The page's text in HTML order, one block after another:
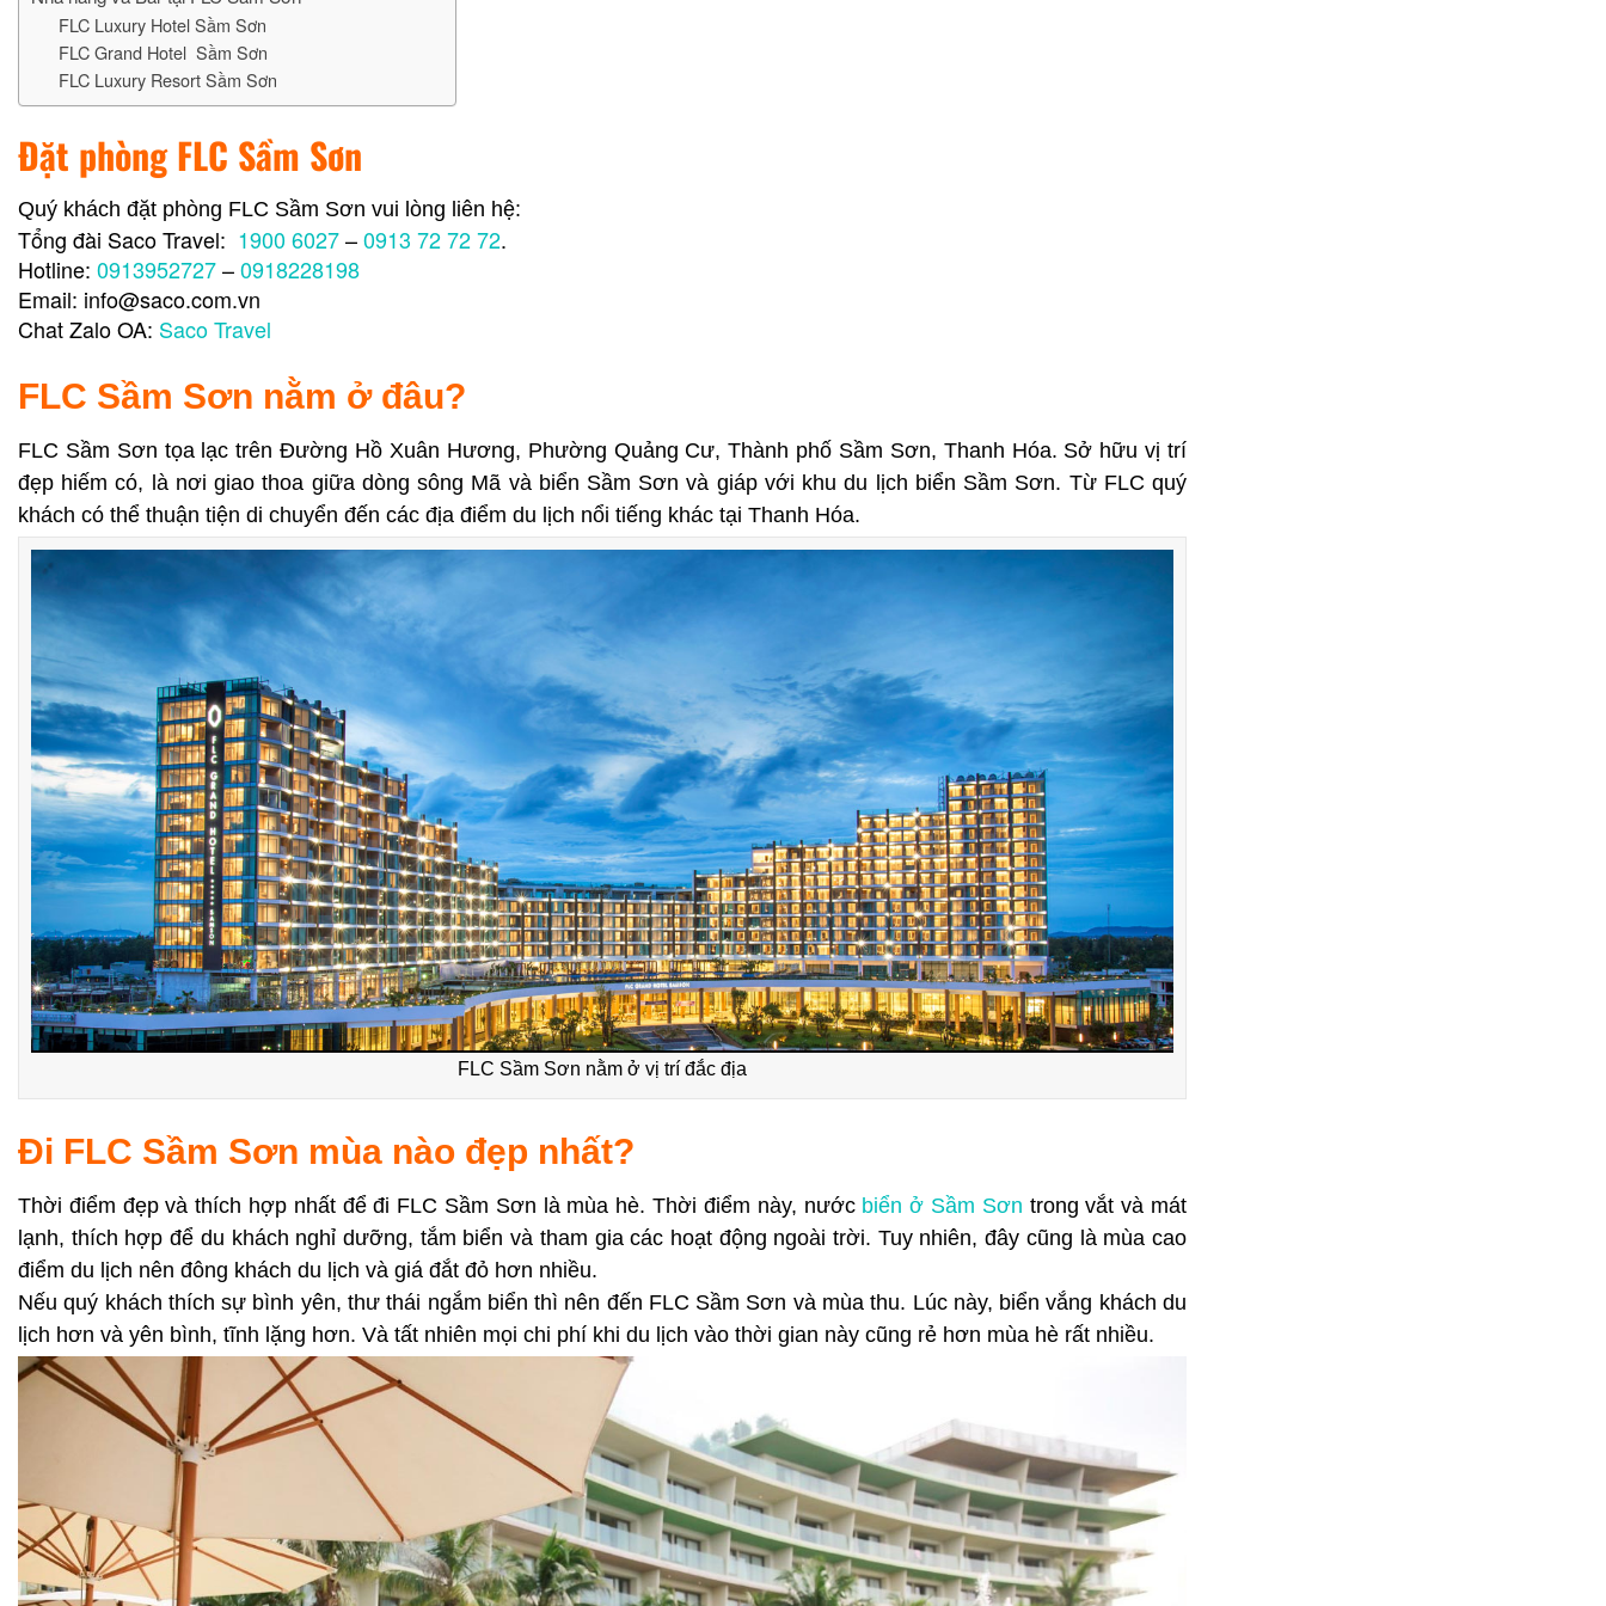
FLC Luxury Hotel Sầm Sơn
FLC Grand Hotel Sầm Sơn
FLC Luxury Resort Sầm Sơn
Đặt phòng FLC Sầm Sơn
Quý khách đặt phòng FLC Sầm Sơn vui lòng liên hệ:
Tổng đài Saco Travel: 1900 6027–0913 72 72 72.
Hotline: 0913952727–0918228198
Email: info@saco.com.vn
Chat Zalo OA: Saco Travel
FLC Sầm Sơn nằm ở đâu?
FLC Sầm Sơn tọa lạc trên Đường Hồ Xuân Hương, Phường Quảng Cư, Thành phố Sầm Sơn, Thanh Hóa. Sở hữu vị trí
đẹp hiếm có, là nơi giao thoa giữa dòng sông Mã và biển Sầm Sơn và giáp với khu du lịch biển Sầm Sơn. Từ FLC quý
khách có thể thuận tiện di chuyển đến các địa điểm du lịch nổi tiếng khác tại Thanh Hóa.
FLC Sầm Sơn nằm ở vị trí đắc địa
Đi FLC Sầm Sơn mùa nào đẹp nhất?
Thời điểm đẹp và thích hợp nhất để đi FLC Sầm Sơn là mùa hè. Thời điểm này, nước biển ở Sầm Sơn trong vắt và mát
lạnh, thích hợp để du khách nghỉ dưỡng, tắm biển và tham gia các hoạt động ngoài trời. Tuy nhiên, đây cũng là mùa cao
điểm du lịch nên đông khách du lịch và giá đắt đỏ hơn nhiều.
Nếu quý khách thích sự bình yên, thư thái ngắm biển thì nên đến FLC Sầm Sơn và mùa thu. Lúc này, biển vắng khách du
lịch hơn và yên bình, tĩnh lặng hơn. Và tất nhiên mọi chi phí khi du lịch vào thời gian này cũng rẻ hơn mùa hè rất nhiều.